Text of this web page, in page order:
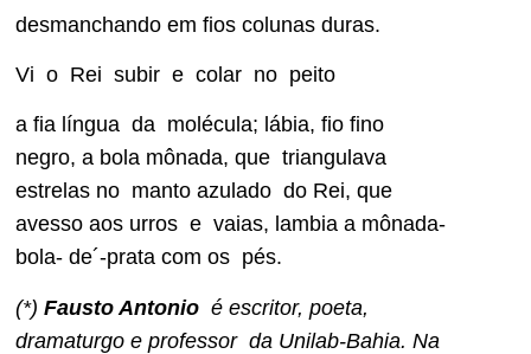
desmanchando em fios colunas duras.
Vi o Rei subir e colar no peito
a fia língua da molécula; lábia, fio fino
negro, a bola mônada, que triangulava
estrelas no manto azulado do Rei, que
avesso aos urros e vaias, lambia a mônada-
bola- de´-prata com os pés.
(*) Fausto Antonio é escritor, poeta,
dramaturgo e professor da Unilab-Bahia. Na